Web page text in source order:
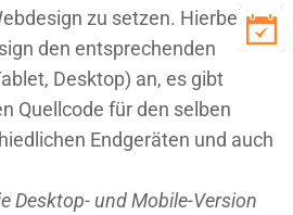
zu setzen. Hierbei
den entsprechenden
Desktop) an, es gibt
Quellcode für den selben
Endgeräten und auch
Desktop- und Mobile-Version